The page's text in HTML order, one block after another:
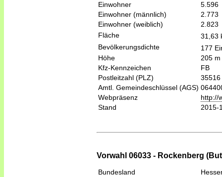
Einwohner
5.596
Einwohner (männlich)
2.773
Einwohner (weiblich)
2.823
Fläche
31,63
Bevölkerungsdichte
177
Höhe
205 m
Kfz-Kennzeichen
FB
Postleitzahl (PLZ)
35516
Amtl. Gemeindeschlüssel (AGS)
Webpräsenz
http://
Stand
2015-
Vorwahl 06033 - Rockenberg
Bundesland